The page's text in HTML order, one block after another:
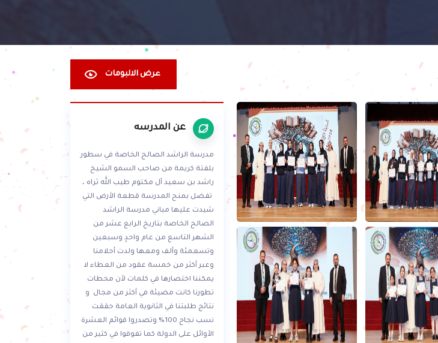
عرض الالبومات
عن المدرسه
مدرسة الراشد الصالح الخاصة في سطور
بلفتة كريمة من صاحب السمو الشيخ
راشد بن سعيد آل مكتوم طيب الله ثراه ،
تفضل بمنح المدرسة قطعة الأرض التي
شيدت عليها مباني مدرسة الراشد
الصالح الخاصة بتاريخ الرابع عشر من
الشهر التاسع من عام واحدٍ وسبعين
وتسعمئة وألف ومعها ولدت أحلامنا
وعبر أكثر من خمسة عقود من العطاء لا
يمكننا اختصارها في كلمات لأن محطات
تطورنا كانت مضيئة في أكثر من مجال و
نتائج طلبتنا في الثانوية العامة حققت
نسب نجاح 100% وتصدروا قوائم العشرة
الأوائل على الدولة كما تفوقوا في كثير من